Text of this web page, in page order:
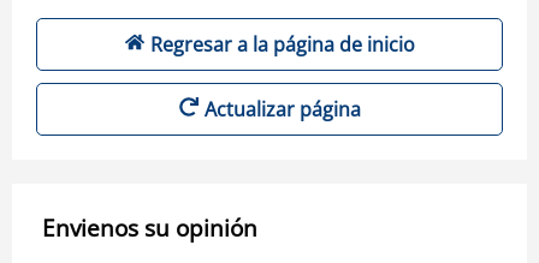
Regresar a la página de inicio
Actualizar página
Envienos su opinión